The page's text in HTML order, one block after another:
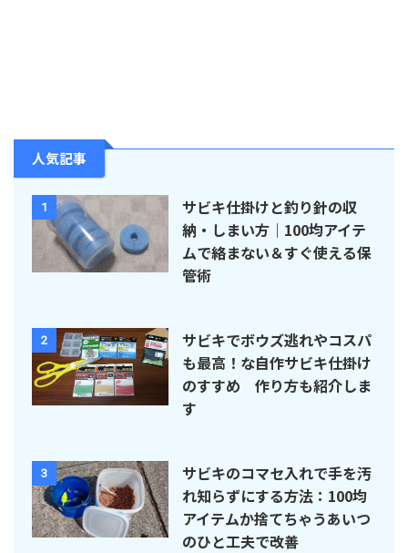
人気記事
1
サビキ仕掛けと釣り針の収
納・しまい方｜100均アイテ
ムで絡まない＆すぐ使える保
管術
2
サビキでボウズ逃れやコスパ
も最高！な自作サビキ仕掛け
のすすめ 作り方も紹介しま
す
3
サビキのコマセ入れで手を汚
れ知らずにする方法：100均
アイテムか捨てちゃうあいつ
のひと工夫で改善